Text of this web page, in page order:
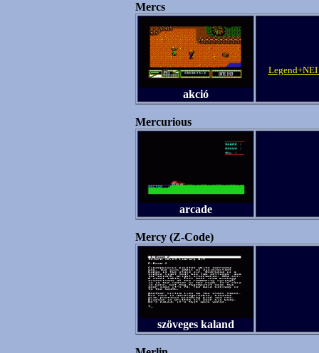
Mercs
akció
Legend+NEI
Mercurious
arcade
Mercy (Z-Code)
szöveges kaland